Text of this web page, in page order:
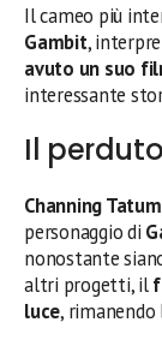
Il cameo più
Gambit,
avuto un suo
interessante
Il
Channing Tatum
personaggio di
nonostante
altri progetti, il
luce, rimanendo